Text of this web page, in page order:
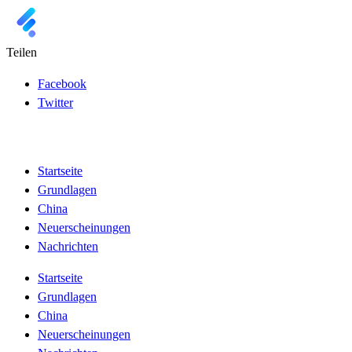
Teilen
Facebook
Twitter
Startseite
Grundlagen
China
Neuerscheinungen
Nachrichten
Startseite
Grundlagen
China
Neuerscheinungen